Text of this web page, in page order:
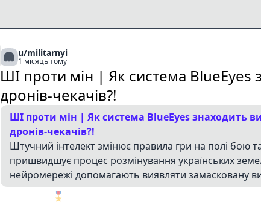
u/militarnyi
1 місяць тому
ШІ проти мін | Як система BlueEyes
дронів-чекачів?!
ШІ проти мін | Як система BlueEyes знаходить
дронів-чекачів?!
Штучний інтелект змінює правила гри на полі бою
пришвидшує процес розмінування українських
нейромережі допомагають виявляти замасковану
🎖️